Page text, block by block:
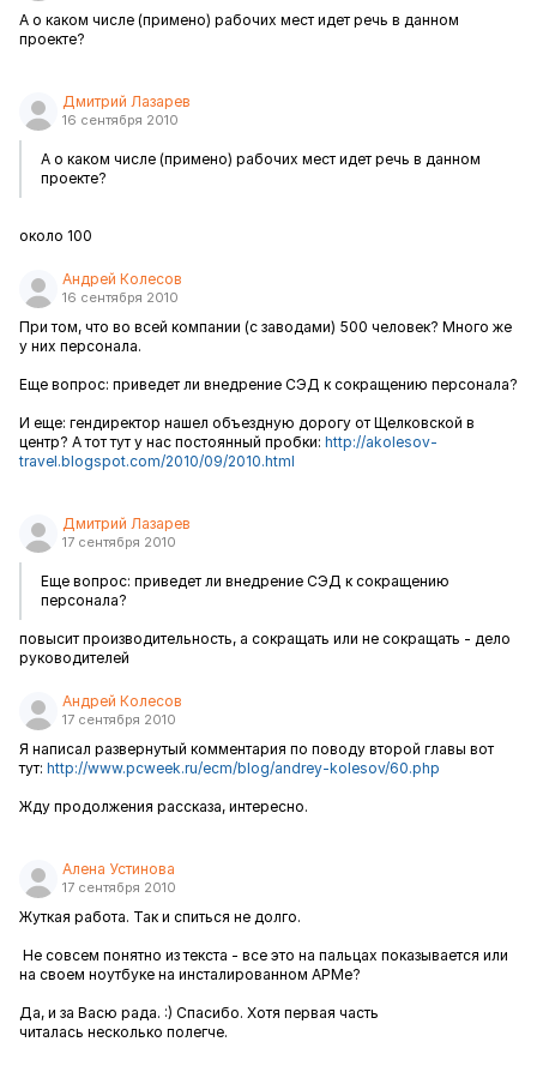
А о каком числе (примено) рабочих мест идет речь в данном
проекте?
Дмитрий Лазарев
16 сентября 2010
А о каком числе (примено) рабочих мест идет речь в данном
проекте?
около 100
Андрей Колесов
16 сентября 2010
При том, что во всей компании (с заводами) 500 человек? Много же
у них персонала.
Еще вопрос: приведет ли внедрение СЭД к сокращению персонала?
И еще: гендиректор нашел объездную дорогу от Щелковской в
центр? А тот тут у нас постоянный пробки: http://akolesov-
travel.blogspot.com/2010/09/2010.html
Дмитрий Лазарев
17 сентября 2010
Еще вопрос: приведет ли внедрение СЭД к сокращению
персонала?
повысит производительность, а сокращать или не сокращать - дело
руководителей
Андрей Колесов
17 сентября 2010
Я написал развернутый комментария по поводу второй главы вот
тут: http://www.pcweek.ru/ecm/blog/andrey-kolesov/60.php
Жду продолжения рассказа, интересно.
Алена Устинова
17 сентября 2010
Жуткая работа. Так и спиться не долго.
Не совсем понятно из текста - все это на пальцах показывается или
на своем ноутбуке на инсталированном АРМе?
Да, и за Васю рада. :) Спасибо. Хотя первая часть
читалась несколько полегче.